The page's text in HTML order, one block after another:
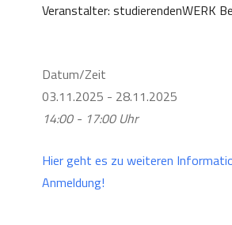
Veranstalter: studierendenWERK
Datum/Zeit
03.11.2025 - 28.11.2025
14:00 - 17:00 Uhr
Hier geht es zu weiteren
Anmeldung!